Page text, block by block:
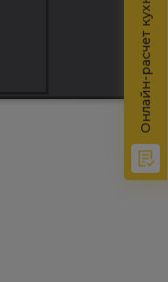
Онлайн-расчет кухни